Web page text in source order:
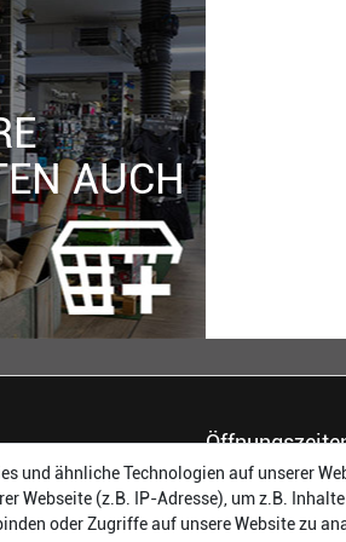
AUCH
26
Montag:
Dienstag:
Mittwoch:
und ähnliche Technologien auf unserer
Webseite (z.B. IP-Adresse), um z.B.
oder Zugriffe auf unsere Website zu